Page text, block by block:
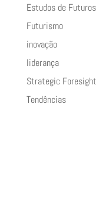
Estudos de Futuros
Futurismo
inovação
liderança
Strategic Foresight
Tendências